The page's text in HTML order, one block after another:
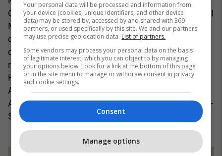
Gabriel, Stevie Wonder dhe Tom Petty; aktorët Bill
Murray dhe Ed Harris; politikani Janez Drnovsek
që ishte kryetari i Presidencës së Jugosllavisë, si
dhe kryeministër e president i Sllovenisë;
miliarderi Richard Branson; arkitektja Zaha
Hadid... dhe, një nga themeluesit e kompanisë
Apple - projektuesi i kompjuterëve Apple I dhe
Apple II që do ta ndryshojnë përgjithmonë botën -
Steve Wozniak.
Your personal data will be processed and information from
your device (cookies, unique identifiers, and other device
data) may be stored by, accessed by and shared with 369
partners, or used specifically by this site. We and our partners
may use precise geolocation data. List of partners.
Some vendors may process your personal data on the basis
of legitimate interest, which you can object to by managing
your options below. Look for a link at the bottom of this page
or in the site menu to manage or withdraw consent in privacy
and cookie settings.
Consent
Manage options